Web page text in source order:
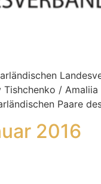
/
Paare
2016